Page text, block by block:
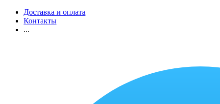
Доставка и оплата
Контакты
...